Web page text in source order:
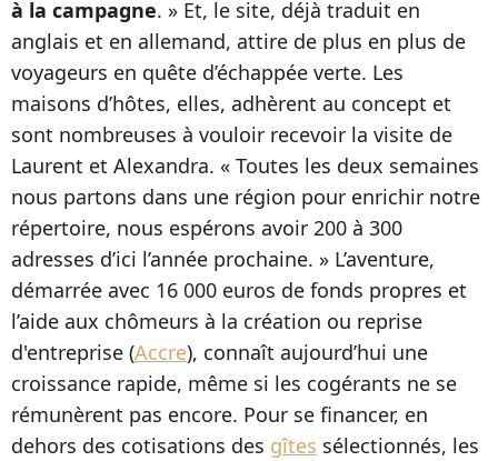
à la campagne. » Et, le site, déjà traduit en
anglais et en allemand, attire de plus en plus de
voyageurs en quête d’échappée verte. Les
maisons d’hôtes, elles, adhèrent au concept et
sont nombreuses à vouloir recevoir la visite de
Laurent et Alexandra. « Toutes les deux semaines
nous partons dans une région pour enrichir notre
répertoire, nous espérons avoir 200 à 300
adresses d’ici l’année prochaine. » L’aventure,
démarrée avec 16 000 euros de fonds propres et
l’aide aux chômeurs à la création ou reprise
d'entreprise (Accre), connaît aujourd’hui une
croissance rapide, même si les cogérants ne se
rémunèrent pas encore. Pour se financer, en
dehors des cotisations des gîtes sélectionnés, les